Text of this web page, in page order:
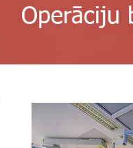
Operāciju